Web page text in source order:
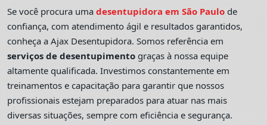
Se você procura umadesentupidora em São Paulo de
confiança, com atendimento ágil e resultados garantidos,
conheça a Ajax Desentupidora. Somos referência em
serviços de desentupimento graças à nossa equipe
altamente qualificada. Investimos constantemente em
treinamentos e capacitação para garantir que nossos
profissionais estejam preparados para atuar nas mais
diversas situações, sempre com eficiência e segurança.